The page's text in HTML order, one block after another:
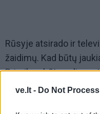
ve.lt - Do Not
Rūsyje atsirado ir
žaidimų. Kad būtų
Prireikus būtų galima
Nors pats G.